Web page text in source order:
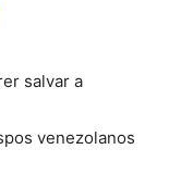
salvar a
venezolanos